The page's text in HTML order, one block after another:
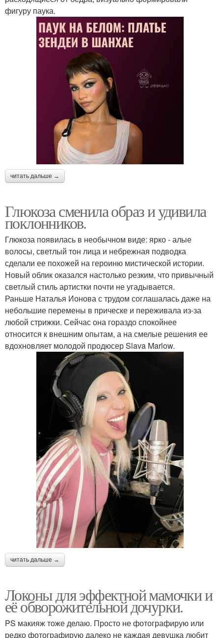
фигуру паука.
читать дальше →
Глюкоза сменила образ и удивила
поклонников.
Глюкоза появилась в необычном виде: ярко - алые
волосы, светлый тон лица и небрежная подводка
сделали ее похожей на героиню мистической истории.
Новый облик оказался настолько резким, что привычный
светлый стиль артистки почти не угадывается.
Раньше Наталья Ионова с трудом соглашалась даже на
небольшие перемены в прическе и переживала из-за
любой стрижки. Сейчас она гораздо спокойнее
относится к внешним опытам, а на смелые решения ее
вдохновляет молодой продюсер Slava Marlow.
читать дальше →
Локоны для эффектной мамочки и
её обворожительной дочурки.
PS макияж тоже делаю. Просто не фотографирую или
редко фотографирую далеко не каждая девушка любит